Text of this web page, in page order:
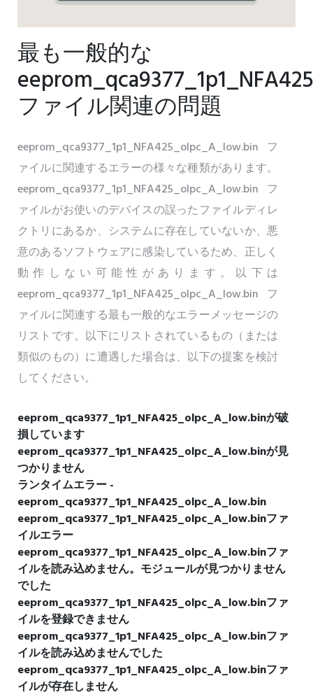
最も一般的な
ファイル関連の問題
eeprom_qca9377_1p1_NFA425_olpc_A_low.binフ
ァイルに関連するエラーの様々な種類があります。
eeprom_qca9377_1p1_NFA425_olpc_A_low.binフ
ァイルがお使いのデバイスの誤ったファイルディレ
クトリにあるか、システムに存在していないか、悪
意のあるソフトウェアに感染しているため、正しく
動作しない可能性があります。以下は
eeprom_qca9377_1p1_NFA425_olpc_A_low.binフ
ァイルに関連する最も一般的なエラーメッセージの
リストです。以下にリストされているもの（または
類似のもの）に遭遇した場合は、以下の提案を検討
してください。
eeprom_qca9377_1p1_NFA425_olpc_A_low.binが破
損しています
eeprom_qca9377_1p1_NFA425_olpc_A_low.binが見
つかりません
ランタイムエラー -
eeprom_qca9377_1p1_NFA425_olpc_A_low.bin
eeprom_qca9377_1p1_NFA425_olpc_A_low.binファ
イルエラー
eeprom_qca9377_1p1_NFA425_olpc_A_low.binファ
イルを読み込めません。モジュールが見つかりません
でした
eeprom_qca9377_1p1_NFA425_olpc_A_low.binファ
イルを登録できません
eeprom_qca9377_1p1_NFA425_olpc_A_low.binファ
イルを読み込めませんでした
eeprom_qca9377_1p1_NFA425_olpc_A_low.binファ
イルが存在しません